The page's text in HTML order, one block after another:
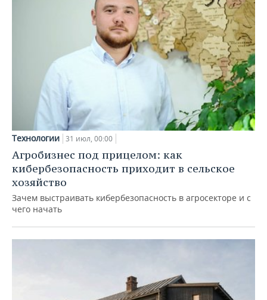
Технологии 31 июл, 00:00
Агробизнес под прицелом: как
кибербезопасность приходит в сельское
хозяйство
Зачем выстраивать кибербезопасность в агросекторе и с
чего начать